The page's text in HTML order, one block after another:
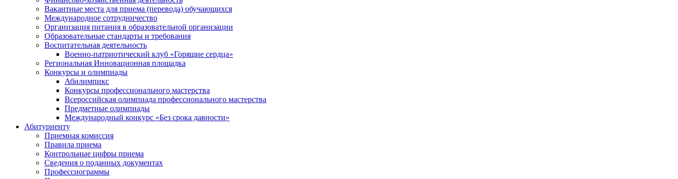
Вакантные места для приема (перевода) обучающихся
Международное сотрудничество
Организация питания в образовательной организации
Образовательные стандарты и требования
Воспитательная деятельность
Военно-патриотический клуб «Горящие сердца»
Региональная Инновационная площадка
Конкурсы и олимпиады
Абилимпикс
Конкурсы профессионального мастерства
Всероссийская олимпиада профессионального мастерства
Предметные олимпиады
Международный конкурс «Без срока давности»
Абитуриенту
Приемная комиссия
Правила приема
Контрольные цифры приема
Сведения о поданных документах
Профессиограммы